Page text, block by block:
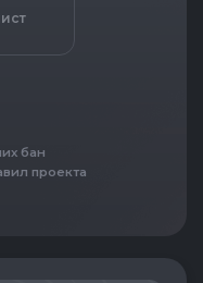
бан
проекта